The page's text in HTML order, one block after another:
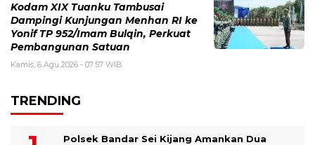
Kodam XIX Tuanku Tambusai
Dampingi Kunjungan Menhan RI ke
Yonif TP 952/Imam Bulqin, Perkuat
Pembangunan Satuan
Kamis, 6 Agu 2026 - 07:57 WIB
TRENDING
Polsek Bandar Sei Kijang Amankan Dua